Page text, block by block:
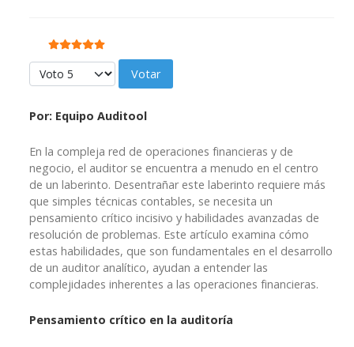
Ratio:5/5
Por favor, vote
Por: Equipo Auditool
En la compleja red de operaciones financieras y de
negocio, el auditor se encuentra a menudo en el centro
de un laberinto. Desentrañar este laberinto requiere más
que simples técnicas contables, se necesita un
pensamiento crítico incisivo y habilidades avanzadas de
resolución de problemas. Este artículo examina cómo
estas habilidades, que son fundamentales en el desarrollo
de un auditor analítico, ayudan a entender las
complejidades inherentes a las operaciones financieras.
Pensamiento crítico en la auditoría